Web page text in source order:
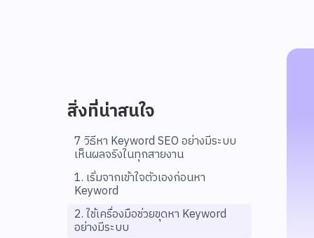
สิ่งที่น่าสนใจ
7 วิธีหา Keyword SEO อย่างมีระบบ
เห็นผลจริงในทุกสายงาน
1. เริ่มจากเข้าใจตัวเองก่อนหา
Keyword
2. ใช้เครื่องมือช่วยขุดหา Keyword
อย่างมีระบบ